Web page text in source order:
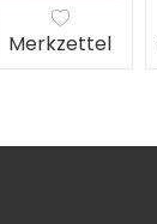
Merkzettel